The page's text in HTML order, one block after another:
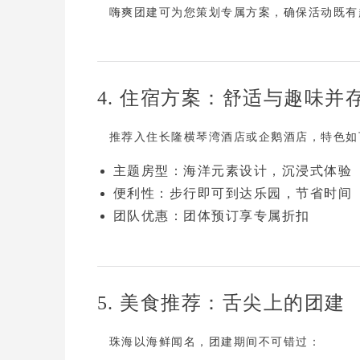
嗨爽团建 可为您策划专属方案，确保活动既有
4. 住宿方案：舒适与趣味并
推荐入住 长隆横琴湾酒店或企鹅酒店 ，特色如
主题房型 ：海洋元素设计，沉浸式体验
便利性 ：步行即可到达乐园，节省时间
团队优惠 ：团体预订享专属折扣
5. 美食推荐：舌尖上的团建
珠海以海鲜闻名，团建期间不可错过：